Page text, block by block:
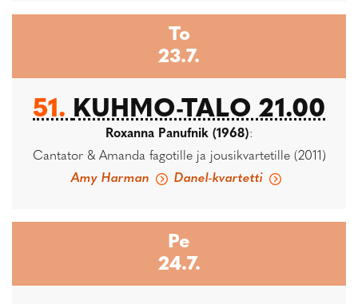
To
23.7.
51. KUHMO-TALO 21.00
Roxanna Panufnik (1968):
Cantator & Amanda fagotille ja jousikvartetille (2011)
Amy Harman
Danel-kvartetti
Pe
24.7.